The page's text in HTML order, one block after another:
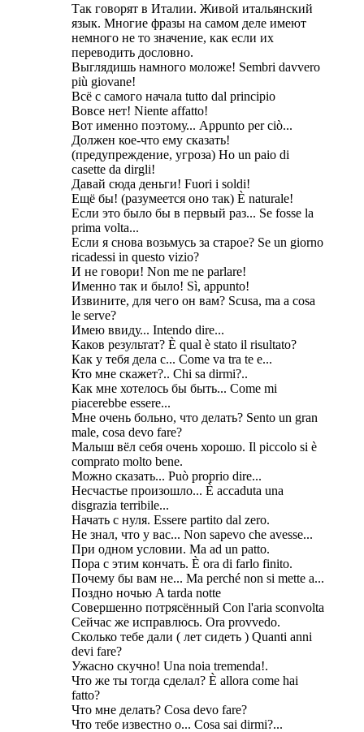
Так говорят в Италии. Живой итальянский
язык. Многие фразы на самом деле имеют
немного не то значение, как если их
переводить дословно.
Выглядишь намного моложе! Sembri davvero
più giovane!
Вcё с самого начала tutto dal principio
Вовсе нет! Niente affatto!
Вот именно поэтому... Appunto per ciò...
Должен кое-что ему сказать!
(предупреждение, угроза) Ho un paio di
casette da dirgli!
Давай сюда деньги! Fuori i soldi!
Ещё бы! (разумеется оно так) È naturale!
Если это было бы в первый раз... Se fosse la
prima volta...
Если я снова возьмусь за старое? Se un giorno
ricadessi in questo vizio?
И не говори! Non me ne parlare!
Именно так и было! Sì, appunto!
Извините, для чего он вам? Scusa, ma a cosa
le serve?
Имею ввиду... Intendo dire...
Каков результат? È qual è stato il risultato?
Как у тебя дела с... Come va tra te e...
Кто мне скажет?.. Chi sa dirmi?..
Как мне хотелось бы быть... Come mi
piacerebbe essere...
Мне очень больно, что делать? Sento un gran
male, cosa devo fare?
Малыш вёл себя очень хорошо. Il piccolo si è
comprato molto bene.
Можно сказать... Può proprio dire...
Несчастье произошло... È accaduta una
disgrazia terribile...
Начать с нуля. Essere partito dal zero.
Не знал, что у вас... Non sapevo che avesse...
При одном условии. Ma ad un patto.
Пора с этим кончать. È ora di farlo finito.
Почему бы вам не... Ma perché non si mette a...
Поздно ночью A tarda notte
Совершенно потрясённый Con l'aria sconvolta
Сейчас же исправлюсь. Ora provvedo.
Сколько тебе дали ( лет сидеть ) Quanti anni
devi fare?
Ужасно скучно! Una noia tremenda!.
Что же ты тогда сделал? È allora come hai
fatto?
Что мне делать? Cosa devo fare?
Что тебе известно о... Cosa sai dirmi?...